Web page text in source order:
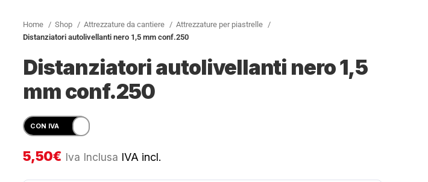
Home Shop Attrezzature da cantiere
Attrezzature per piastrelle
Distanziatori autolivellanti nero 1,5 mm conf.250
Distanziatori autolivellanti nero 1,5
mm conf.250
5,50€ Iva Inclusa IVA incl.